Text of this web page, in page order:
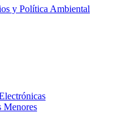
y Política Ambiental
Menores